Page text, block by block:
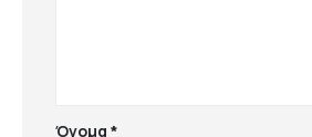
Όνομα*